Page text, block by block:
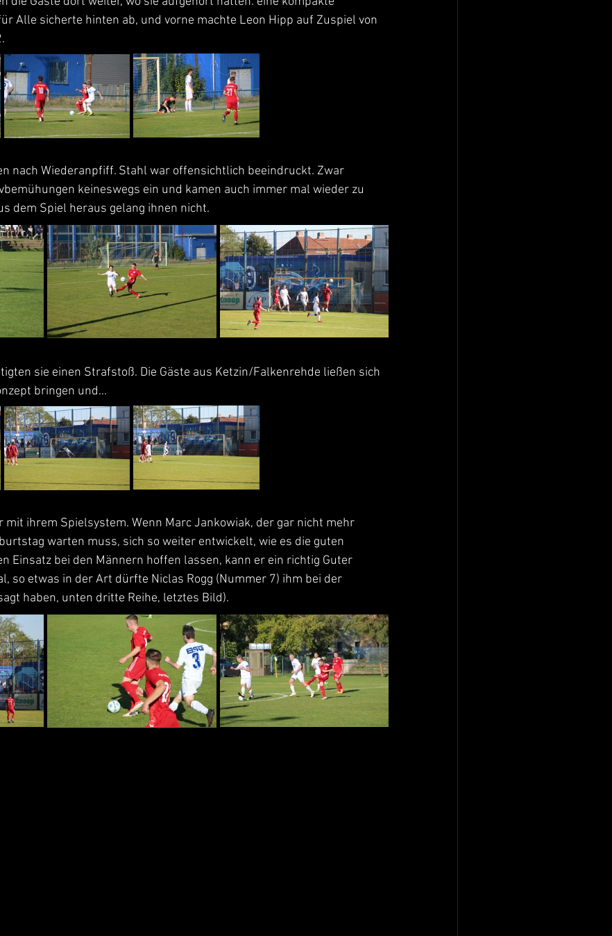
Alle sicherte hinten ab, und vorne machte Leon Hipp auf Zuspiel von
nach Wiederanpfiff. Stahl war offensichtlich beeindruckt. Zwar
keineswegs ein und kamen auch immer mal wieder zu
dem Spiel heraus gelang ihnen nicht.
sie einen Strafstoß. Die Gäste aus Ketzin/Falkenrehde ließen sich
bringen und...
mit ihrem Spielsystem. Wenn Marc Jankowiak, der gar nicht mehr
warten muss, sich so weiter entwickelt, wie es die guten
Einsatz bei den Männern hoffen lassen, kann er ein richtig Guter
so etwas in der Art dürfte Niclas Rogg (Nummer 7) ihm bei der
haben, unten dritte Reihe, letztes Bild).